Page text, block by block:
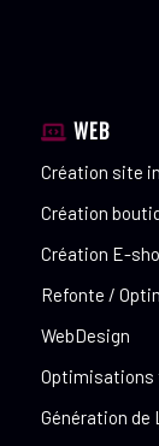
WEB
Création site
Création
Création E-
Refonte /
WebDesign
Optimisations
Génération de